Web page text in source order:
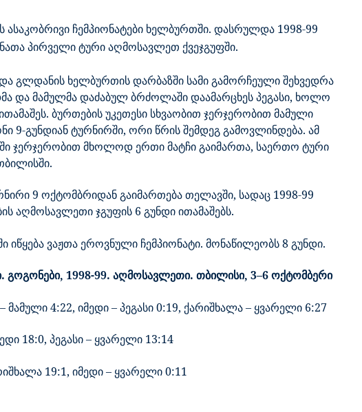
ჩემპიონატები ხელბურთში. დასრულდა 1998-99
პირველი ტური აღმოსავლეთ ქვეჯგუფში.
გლდანის ხელბურთის დარბაზში სამი გამორჩეული შეხვედრა
და მამულმა დაძაბულ ბრძოლაში დაამარცხეს პეგასი, ხოლო
ბურთების უკეთესი სხვაობით ჯერჯერობით მამული
9-გუნდიან ტურნირში, ორი წრის შემდეგ გამოვლინდება. ამ
ჯერჯერობით მხოლოდ ერთი მატჩი გაიმართა, საერთო ტური
9 ოქტომბრიდან გაიმართება თელავში, სადაც 1998-99
აღმოსავლეთი ჯგუფის 6 გუნდი ითამაშებს.
იწყება ვაჟთა ეროვნული ჩემპიონატი. მონაწილეობს 8 გუნდი.
გოგონები, 1998-99. აღმოსავლეთი. თბილისი, 3–6 ოქტომბერი
4:22, იმედი – პეგასი 0:19, ქარიშხალა – ყვარელი 6:27
18:0, პეგასი – ყვარელი 13:14
19:1, იმედი – ყვარელი0:11